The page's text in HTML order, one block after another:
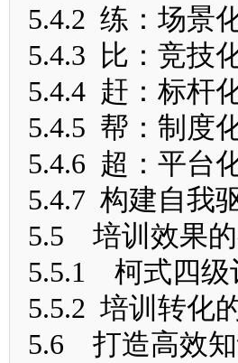
5.4.2 练：场景
5.4.3 比：竞技
5.4.4 赶：标杆
5.4.5 帮：制度
5.4.6 超：平台
5.4.7 构建自我
5.5 培训效果
5.5.1 柯式四级
5.5.2 培训转化
5.6 打造高效